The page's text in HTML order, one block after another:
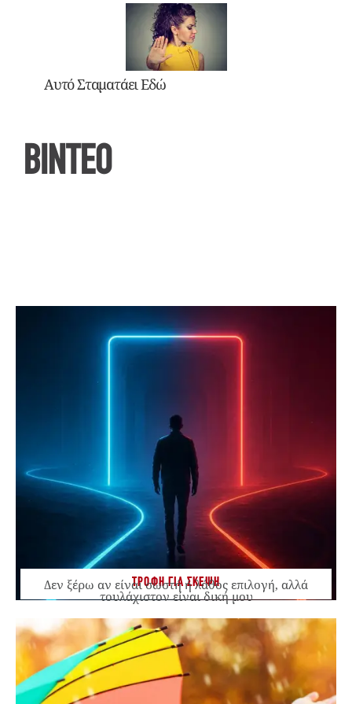
Αυτό Σταματάει Εδώ
ΒΙΝΤΕΟ
ΤΡΟΦΗ ΓΙΑ ΣΚΕΨΗ
Δεν ξέρω αν είναι σωστή ή λάθος επιλογή, αλλά
τουλάχιστον είναι δική μου